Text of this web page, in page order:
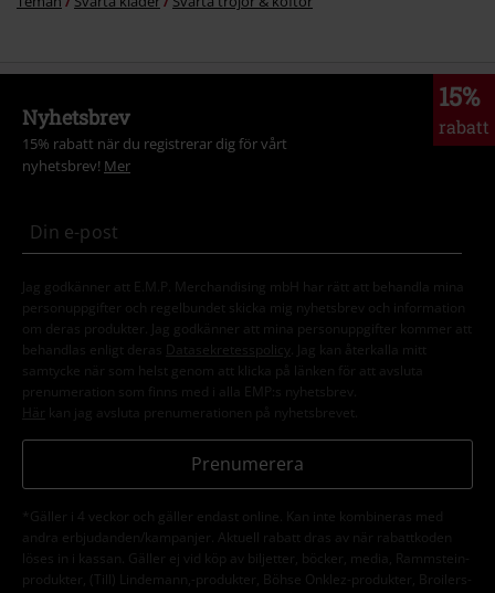
15%
rabatt
Nyhetsbrev
15% rabatt när du registrerar dig för vårt
nyhetsbrev! Mer
Jag godkänner att E.M.P. Merchandising mbH har rätt att behandla mina
personuppgifter och regelbundet skicka mig nyhetsbrev och information
om deras produkter. Jag godkänner att mina personuppgifter kommer att
behandlas enligt deras
Datasekretesspolicy
. Jag kan återkalla mitt
samtycke när som helst genom att klicka på länken för att avsluta
prenumeration som finns med i alla EMP:s nyhetsbrev.
Här kan jag avsluta prenumerationen på nyhetsbrevet.
Prenumerera
*Gäller i 4 veckor och gäller endast online. Kan inte kombineras med
andra erbjudanden/kampanjer. Aktuell rabatt dras av när rabattkoden
löses in i kassan. Gäller ej vid köp av biljetter, böcker, media, Rammstein-
produkter, (Till) Lindemann,-produkter, Böhse Onklez-produkter, Broilers-